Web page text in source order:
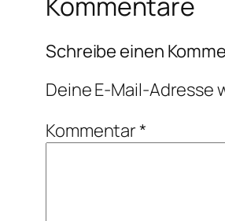
Schreibe einen
Deine E-Mail-
Kommentar*